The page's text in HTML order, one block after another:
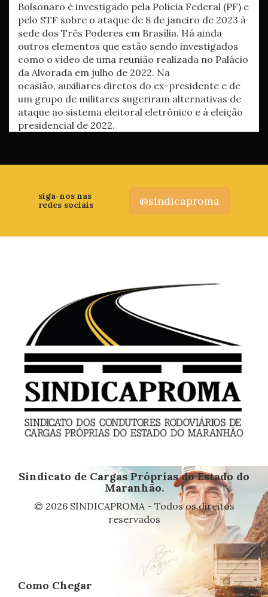
Bolsonaro é investigado pela Polícia Federal (PF) e
pelo STF sobre o ataque de 8 de janeiro de 2023 à
sede dos Três Poderes em Brasília. Há ainda
outros elementos que estão sendo investigados
como o vídeo de uma reunião realizada no Palácio
da Alvorada em julho de 2022. Na
ocasião, auxiliares diretos do ex-presidente e de
um grupo de militares sugeriram alternativas de
ataque ao sistema eleitoral eletrônico e à eleição
presidencial de 2022.
siga-nos nas
redes sociais
@sindicaproma
Sindicato de Cargas Próprias do Estado do
Maranhão.
© 2026 SINDICAPROMA - Todos os direitos
reservados
Como Chegar